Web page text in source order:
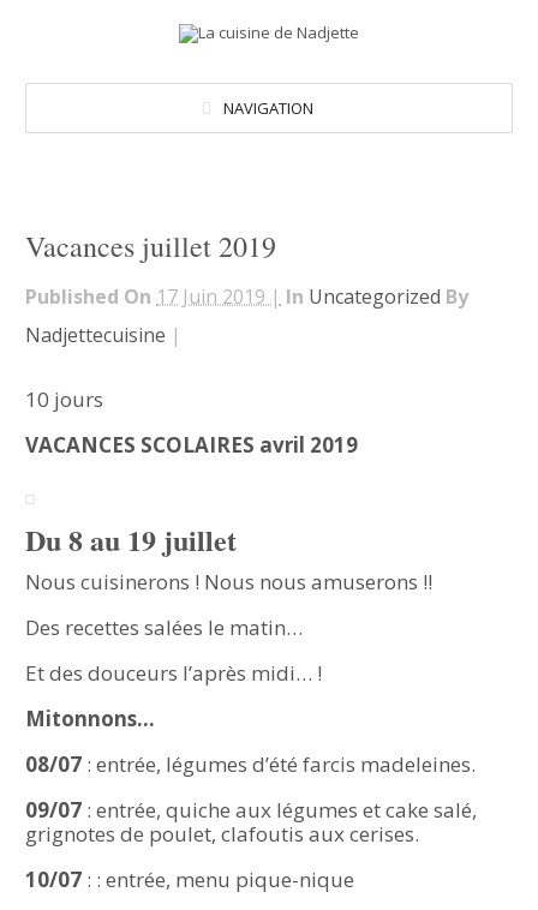
NAVIGATION
Vacances juillet 2019
Published On 17 Juin 2019 | In Uncategorized By
Nadjettecuisine |
10 jours
VACANCES SCOLAIRES avril 2019
Du 8 au 19 juillet
Nous cuisinerons ! Nous nous amuserons !!
Des recettes salées le matin…
Et des douceurs l’après midi… !
Mitonnons…
08/07 : entrée, légumes d’été farcis madeleines.
09/07 : entrée, quiche aux légumes et cake salé,
grignotes de poulet, clafoutis aux cerises.
10/07 : : entrée, menu pique-nique